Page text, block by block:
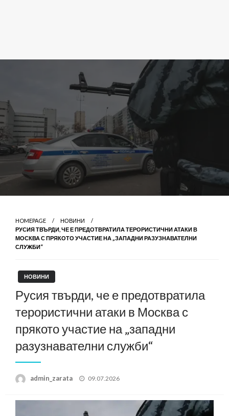
HOMEPAGE
НОВИНИ
РУСИЯ ТВЪРДИ, ЧЕ Е ПРЕДОТВРАТИЛА ТЕРОРИСТИЧНИ АТАКИ В
МОСКВА С ПРЯКОТО УЧАСТИЕ НА „ЗАПАДНИ РАЗУЗНАВАТЕЛНИ
СЛУЖБИ“
НОВИНИ
Русия твърди, че е предотвратила
терористични атаки в Москва с
прякото участие на „западни
разузнавателни служби“
admin_zarata
Posted
09.07.2026